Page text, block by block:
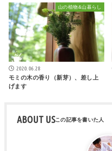
山の植物&山暮らし
2020.06.28
モミの木の香り（新芽）、差し上
げます
ABOUT US